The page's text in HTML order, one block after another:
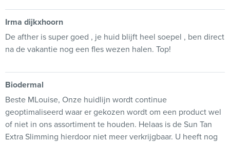
Irma dijkxhoorn
De afther is super goed , je huid blijft heel soepel , ben direct
na de vakantie nog een fles wezen halen. Top!
Biodermal
Beste MLouise, Onze huidlijn wordt continue
geoptimaliseerd waar er gekozen wordt om een product wel
of niet in ons assortiment te houden. Helaas is de Sun Tan
Extra Slimming hierdoor niet meer verkrijgbaar. U heeft nog